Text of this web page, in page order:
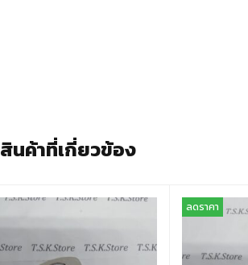
สินค้าที่เกี่ยวข้อง
ลดราคา